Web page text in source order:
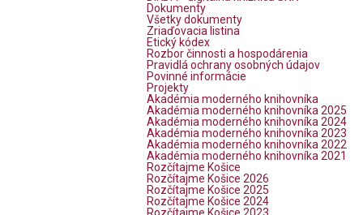
Dokumenty
Všetky dokumenty
Zriaďovacia listina
Etický kódex
Rozbor činnosti a hospodárenia
Pravidlá ochrany osobných údajov
Povinné informácie
Projekty
Akadémia moderného knihovníka
Akadémia moderného knihovníka 2025
Akadémia moderného knihovníka 2024
Akadémia moderného knihovníka 2023
Akadémia moderného knihovníka 2022
Akadémia moderného knihovníka 2021
Rozčítajme Košice
Rozčítajme Košice 2026
Rozčítajme Košice 2025
Rozčítajme Košice 2024